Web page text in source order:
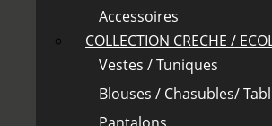
Accessoires
COLLECTION CRECHE /
Vestes / Tuniques
Blouses / Chasubles/